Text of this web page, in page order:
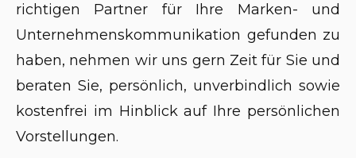
richtigen Partner für Ihre Marken- und
Unternehmenskommunikation gefunden zu
haben, nehmen wir uns gern Zeit für Sie und
beraten Sie, persönlich, unverbindlich sowie
kostenfrei im Hinblick auf Ihre persönlichen
Vorstellungen.